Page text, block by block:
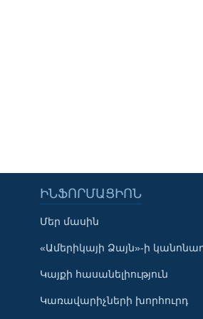
Learning English
ՀԵՏԵՒԵՔ ՄԵԶ
ԻՆՖՈՐՄԱՑԻՈՆ
Մեր մասին
«Ամերիկայի Ձայն»-ի
Կայքի հասանելիություն
Կառավարիչների խորհուրդ